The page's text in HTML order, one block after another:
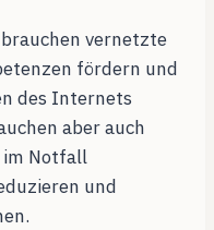
vernetzte
fördern und
des Internets
aber auch
im Notfall
und